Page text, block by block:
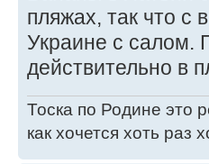
пляжах, так что с
Украине с салом.
действительно в
Тоска по Родине это
как хочется хоть раз